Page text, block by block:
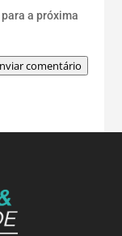
a próxima
comentário